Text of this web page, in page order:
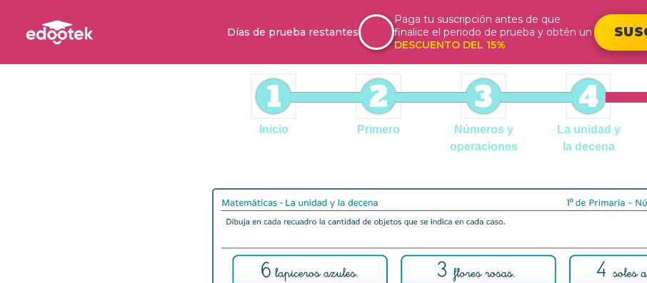
Días de prueba restantes
Paga tu suscripción antes de que
finalice el periodo de prueba y obtén un
DESCUENTO DEL 15%
1
Inicio
2
Primero
3
Números y
operaciones
4
La unidad y
la decena